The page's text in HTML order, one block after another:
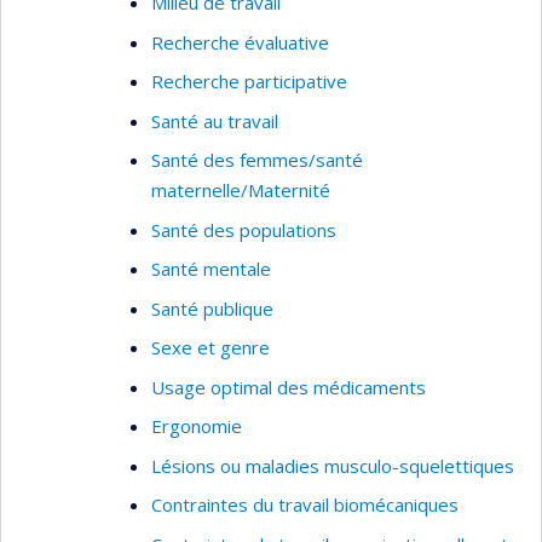
community, in order to enhance the social
relevance of my work.
Key words of research:
of services, best practices implementation,
needs assessment, service utilization, healthcare
patient outcomes
Recherche évaluative
Recherche participative
Santé au travail
Santé des femmes/santé
maternelle/Maternité
Santé des populations
Santé mentale
Santé publique
Sexe et genre
Usage optimal des médicaments
Ergonomie
Lésions ou maladies musculo-squelettiques
Contraintes du travail biomécaniques